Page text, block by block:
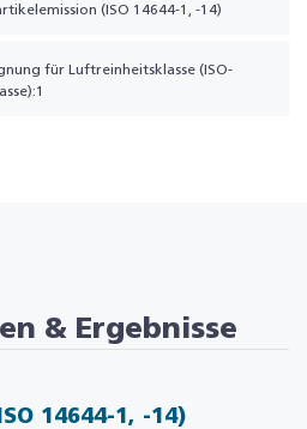
(ISO 14644-1, -14)
für Luftreinheitsklasse (ISO-
& Ergebnisse
14644-1, -14)